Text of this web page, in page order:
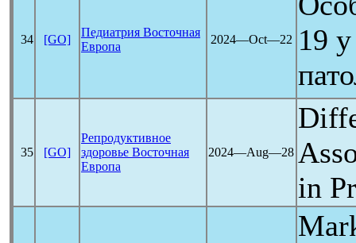
34 [GO]
Педиатрия Восточная
Европа
2024―Oct―22
19
35 [GO]
Репродуктивное
здоровье Восточная
Европа
2024―Aug―28
in